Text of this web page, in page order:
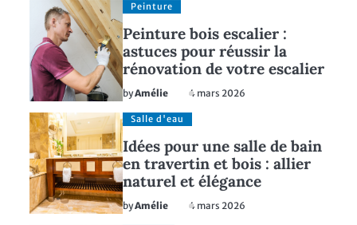
Peinture
Peinture bois escalier :
astuces pour réussir la
rénovation de votre escalier
byAmélie 4 mars 2026
Salle d'eau
Idées pour une salle de bain
en travertin et bois : allier
naturel et élégance
byAmélie 4 mars 2026